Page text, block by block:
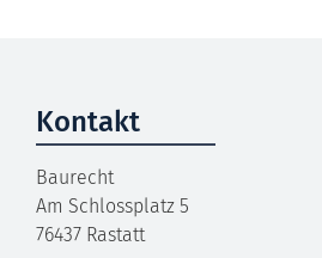
Kontakt
Baurecht
Am Schlossplatz 5
76437 Rastatt